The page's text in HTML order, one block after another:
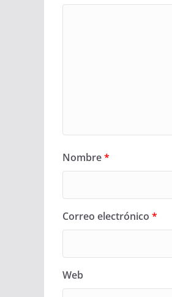
Nombre*
Correo electrónico *
Web